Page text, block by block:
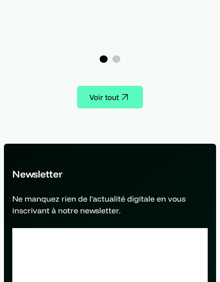
Voir tout
Newsletter
Ne manquez rien de l'actualité digitale en vous
inscrivant à notre newsletter.